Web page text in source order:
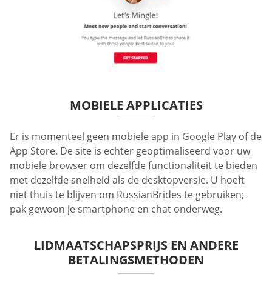
MOBIELE APPLICATIES
Er is momenteel geen mobiele app in Google Play of de
App Store. De site is echter geoptimaliseerd voor uw
mobiele browser om dezelfde functionaliteit te bieden
met dezelfde snelheid als de desktopversie. U hoeft
niet thuis te blijven om RussianBrides te gebruiken;
pak gewoon je smartphone en chat onderweg.
LIDMAATSCHAPSPRIJS EN ANDERE
BETALINGSMETHODEN